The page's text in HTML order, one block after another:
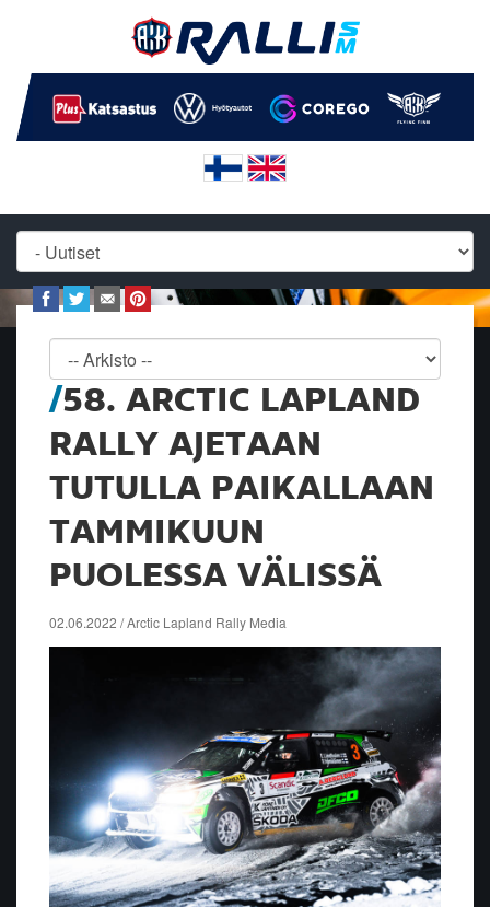
58. ARCTIC LAPLAND
RALLY AJETAAN
TUTULLA PAIKALLAAN
TAMMIKUUN
PUOLESSA VÄLISSÄ
02.06.2022 / Arctic Lapland Rally Media